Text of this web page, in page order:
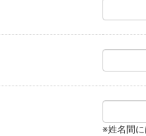
※姓名間に